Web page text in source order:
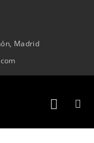
Madrid